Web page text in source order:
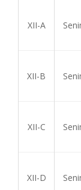
XII-A
XII-B
XII-C
XII-D